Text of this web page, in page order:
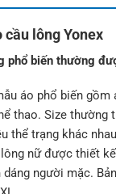
cầu lông Yonex
phổ biến thường
áo phổ biến gồm
thao. Size thường
thể trạng khác
nữ được thiết
người mặc.